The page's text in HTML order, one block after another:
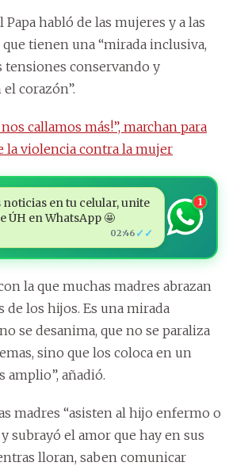
Papa habló de las mujeres y a las
tienen una “mirada inclusiva,
tensiones conservando y
corazón”.
nos callamos más!”, marchan para
la violencia contra la mujer
noticias en tu celular, unite
ÚH en WhatsApp 🤩
02:46 ✓✓
1
la que muchas madres abrazan
de los hijos. Es una mirada
se desanima, que no se paraliza
sino que los coloca en un
añadió.
madres “asisten al hijo enfermo o
subrayó el amor que hay en sus
lloran, saben comunicar